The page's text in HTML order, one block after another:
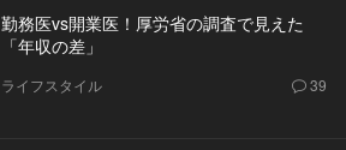
勤務医vs開業医！厚労省の調査で見えた
「年収の差」
ライフスタイル 39